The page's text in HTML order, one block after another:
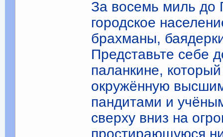
За восемь миль до
городское
брахманы,
Представьте себе
паланкине,
окружённую
пандитами и
сверху вниз на
простирающуюся